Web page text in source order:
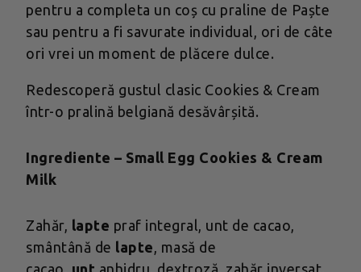
pentru a completa un coș cu praline de Paște
sau pentru a fi savurate individual, ori de câte
ori vrei un moment de plăcere dulce.
Redescoperă gustul clasic Cookies & Cream
într-o pralină belgiană desăvârșită.
Ingrediente – Small Egg Cookies & Cream
Milk
Zahăr, lapte praf integral, unt de cacao,
smântână de lapte , masă de
cacao, unt anhidru, dextroză, zahăr inversat,